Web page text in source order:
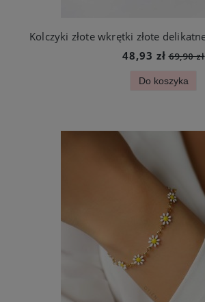
48,93 zł 69,90 zł
Do koszyka